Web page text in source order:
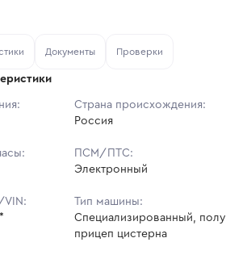
Открытые торги
27 170 ₽
Ставок не найдено
в аукционах
Документы Проверки
Страна происхождения:
Россия
ПСМ/ПТС:
Электронный
VIN:
Тип машины:
Специализированный, полу
прицеп цистерна